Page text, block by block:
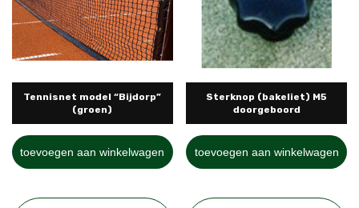
Tennisnet model “Bijdorp”
(groen)
toevoegen aan winkelwagen
Sterknop (bakeliet) M5
doorgeboord
toevoegen aan winkelwagen